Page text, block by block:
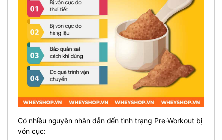
Có nhiều nguyên nhân dẫn đến tình trạng Pre-Workout bị
vón cục: